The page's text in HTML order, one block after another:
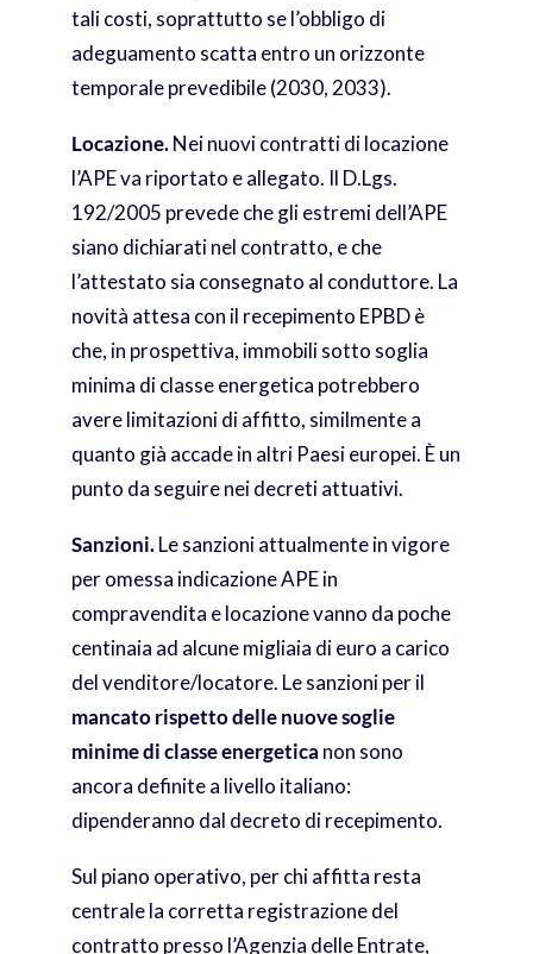
tali costi, soprattutto se l’obbligo di
adeguamento scatta entro un orizzonte
temporale prevedibile (2030, 2033).
Locazione.Nei nuovi contratti di locazione
l’APE va riportato e allegato. Il D.Lgs.
192/2005 prevede che gli estremi dell’APE
siano dichiarati nel contratto, e che
l’attestato sia consegnato al conduttore. La
novità attesa con il recepimento EPBD è
che, in prospettiva, immobili sotto soglia
minima di classe energetica potrebbero
avere limitazioni di affitto, similmente a
quanto già accade in altri Paesi europei. È un
punto da seguire nei decreti attuativi.
Sanzioni.Le sanzioni attualmente in vigore
per omessa indicazione APE in
compravendita e locazione vanno da poche
centinaia ad alcune migliaia di euro a carico
del venditore/locatore. Le sanzioni per il
mancato rispetto delle nuove soglie
minime di classe energetica non sono
ancora definite a livello italiano:
dipenderanno dal decreto di recepimento.
Sul piano operativo, per chi affitta resta
centrale la corretta registrazione del
contratto presso l’Agenzia delle Entrate,